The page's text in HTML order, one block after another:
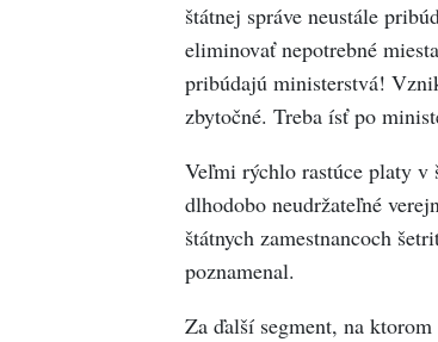
štátnej správe neustále
eliminovať nepotrebné
pribúdajú ministerstvá!
zbytočné. Treba ísť po
Veľmi rýchlo rastúce platy v
dlhodobo neudržateľné
štátnych zamestnancoch
poznamenal.
Za ďalší segment, na